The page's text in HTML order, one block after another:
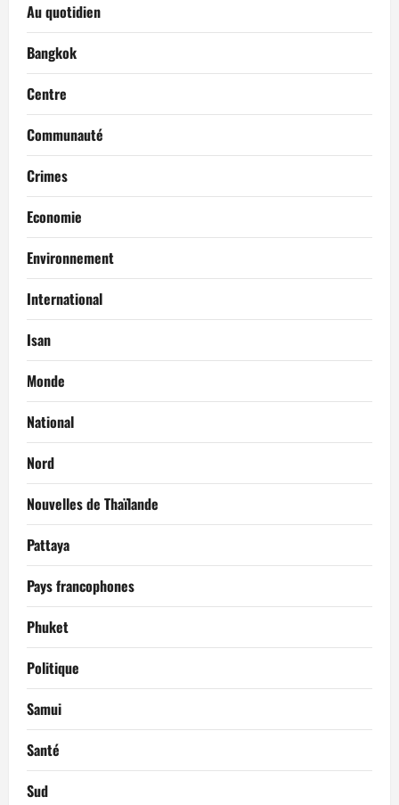
Au quotidien
Bangkok
Centre
Communauté
Crimes
Economie
Environnement
International
Isan
Monde
National
Nord
Nouvelles de Thaïlande
Pattaya
Pays francophones
Phuket
Politique
Samui
Santé
Sud